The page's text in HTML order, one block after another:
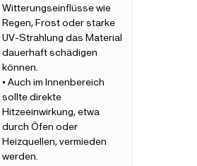
Witterungseinflüsse wie
Regen, Frost oder starke
UV-Strahlung das Material
dauerhaft schädigen
können.
• Auch im Innenbereich
sollte direkte
Hitzeeinwirkung, etwa
durch Öfen oder
Heizquellen, vermieden
werden.